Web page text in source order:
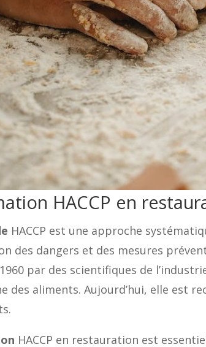
HACCP en
HACCP est une approche
des dangers et des mesures
par des scientifiques de
des aliments. Aujourd’hui, elle est
HACCP en restauration est